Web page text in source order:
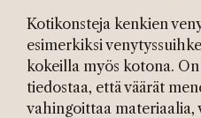
Kotikonsteja kenkien
esimerkiksi
kokeilla myös kotona.
tiedostaa, että väärät
vahingoittaa materiaalia,